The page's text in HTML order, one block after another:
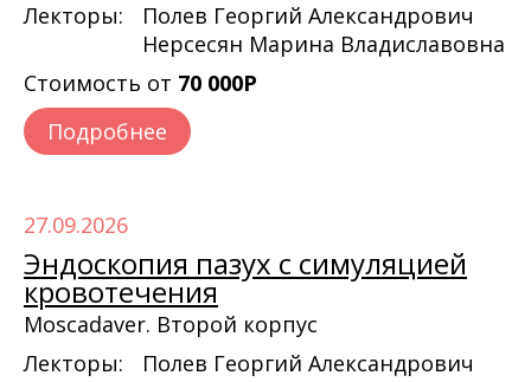
Лекторы:
Полев Георгий Александрович
Нерсесян Марина Владиславовна
Стоимость от 70 000Р
Подробнее
27.09.2026
Эндоскопия пазух с симуляцией
кровотечения
Moscadaver. Второй корпус
Лекторы:
Полев Георгий Александрович